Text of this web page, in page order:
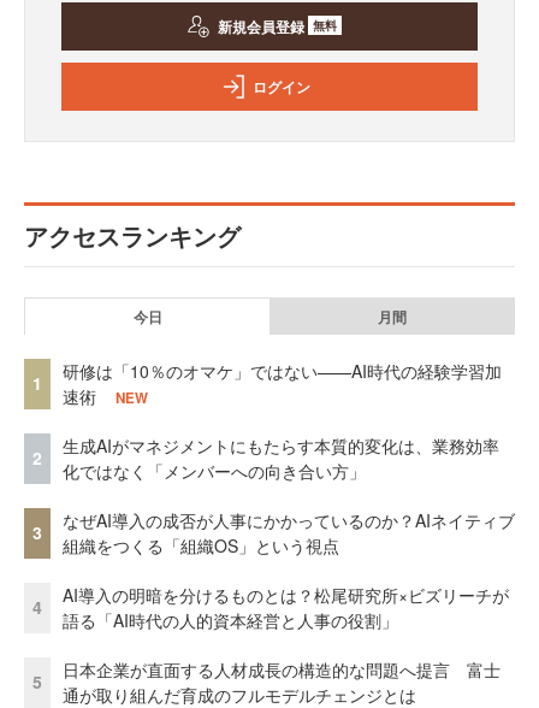
新規会員登録 無料
ログイン
アクセスランキング
今日 月間
1
研修は「10％のオマケ」ではない——AI時代の経験学習加
速術
NEW
2
生成AIがマネジメントにもたらす本質的変化は、業務効率
化ではなく「メンバーへの向き合い方」
3
なぜAI導入の成否が人事にかかっているのか？AIネイティブ
組織をつくる「組織OS」という視点
4
AI導入の明暗を分けるものとは？松尾研究所×ビズリーチが
語る「AI時代の人的資本経営と人事の役割」
5
日本企業が直面する人材成長の構造的な問題へ提言 富士
通が取り組んだ育成のフルモデルチェンジとは